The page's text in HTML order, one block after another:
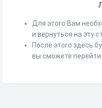
Для этого Вам
и вернуться на эту
После этого здесь
вы сможете перейти